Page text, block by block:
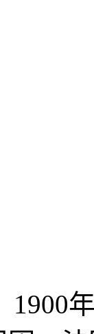
1900